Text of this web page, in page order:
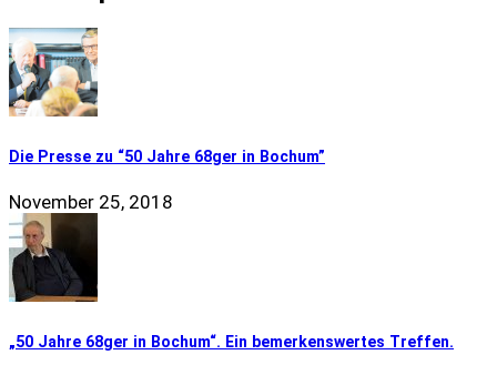
Die Presse zu “50 Jahre 68ger in Bochum”
November 25, 2018
„50 Jahre 68ger in Bochum“. Ein bemerkenswertes Treffen.